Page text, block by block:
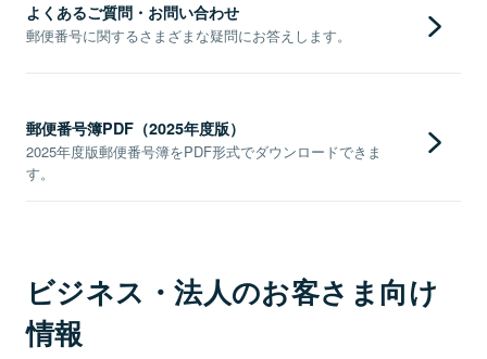
よくあるご質問・お問い合わせ
郵便番号に関するさまざまな疑問にお答えします。
郵便番号簿PDF（2025年度版）
2025年度版郵便番号簿をPDF形式でダウンロードできま
す。
ビジネス・法人のお客さま向け
情報